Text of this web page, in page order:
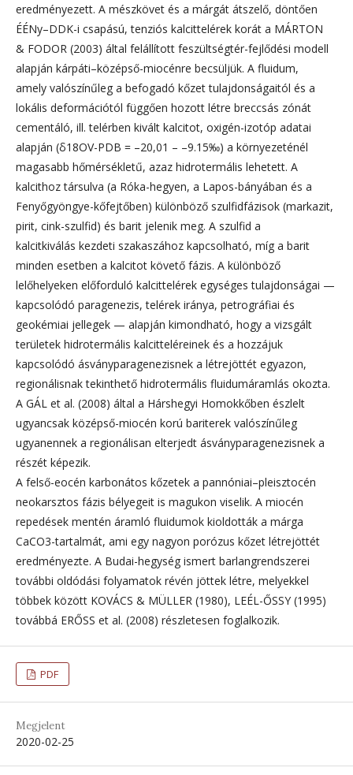
eredményezett. A mészkövet és a márgát átszelő, döntően
ÉÉNy–DDK-i csapású, tenziós kalcittelérek korát a MÁRTON
& FODOR (2003) által felállított feszültségtér-fejlődési modell
alapján kárpáti–középső-miocénre becsüljük. A fluidum,
amely valószínűleg a befogadó kőzet tulajdonságaitól és a
lokális deformációtól függően hozott létre breccsás zónát
cementáló, ill. telérben kivált kalcitot, oxigén-izotóp adatai
alapján (δ18OV-PDB = –20,01 – –9.15‰) a környezeténél
magasabb hőmérsékletű, azaz hidrotermális lehetett. A
kalcithoz társulva (a Róka-hegyen, a Lapos-bányában és a
Fenyőgyöngye-kőfejtőben) különböző szulfidfázisok (markazit,
pirit, cink-szulfid) és barit jelenik meg. A szulfid a
kalcitkiválás kezdeti szakaszához kapcsolható, míg a barit
minden esetben a kalcitot követő fázis. A különböző
lelőhelyeken előforduló kalcittelérek egységes tulajdonságai —
kapcsolódó paragenezis, telérek iránya, petrográfiai és
geokémiai jellegek — alapján kimondható, hogy a vizsgált
területek hidrotermális kalcitteléreinek és a hozzájuk
kapcsolódó ásványparagenezisnek a létrejöttét egyazon,
regionálisnak tekinthető hidrotermális fluidumáramlás okozta.
A GÁL et al. (2008) által a Hárshegyi Homokkőben észlelt
ugyancsak középső-miocén korú bariterek valószínűleg
ugyanennek a regionálisan elterjedt ásványparagenezisnek a
részét képezik.
A felső-eocén karbonátos kőzetek a pannóniai–pleisztocén
neokarsztos fázis bélyegeit is magukon viselik. A miocén
repedések mentén áramló fluidumok kioldották a márga
CaCO3-tartalmát, ami egy nagyon porózus kőzet létrejöttét
eredményezte. A Budai-hegység ismert barlangrendszerei
további oldódási folyamatok révén jöttek létre, melyekkel
többek között KOVÁCS & MÜLLER (1980), LEÉL-ŐSSY (1995)
továbbá ERŐSS et al. (2008) részletesen foglalkozik.
PDF
Megjelent
2020-02-25